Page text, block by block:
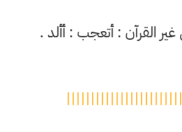
غير القرآن : أتعجب : أألد .